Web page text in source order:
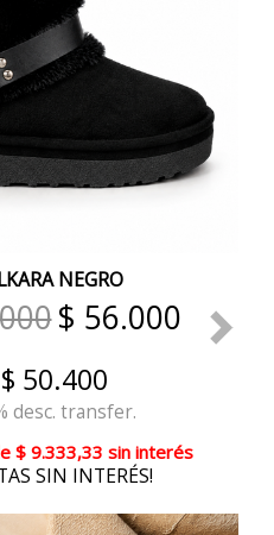
NEGRO
$ 56.000
$ 50.400
desc. transfer.
$ 9.333,33 sin interés
SIN INTERÉS!